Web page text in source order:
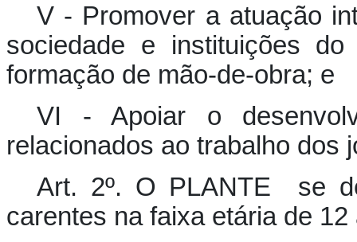
V - Promover a atuação
sociedade e instituições
formação de mão-de-obra; e
VI - Apoiar o
relacionados ao trabalho dos
Art. 2º. O PLANTE se
carentes na faixa etária de 12